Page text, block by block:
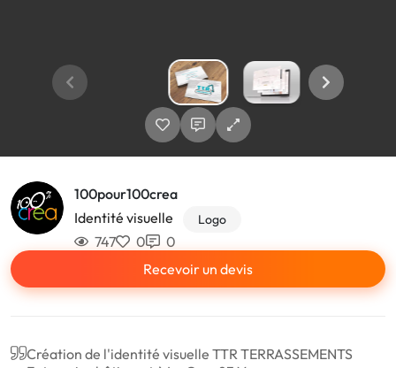
100pour100crea
Identité visuelle
Logo
747 0
0
Recevoir un devis
Création de l'identité visuelle TTR TERRASSEMENTS